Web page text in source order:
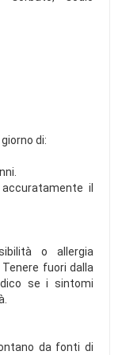
di:
il
o allergia
fuori dalla
se i sintomi
da fonti di